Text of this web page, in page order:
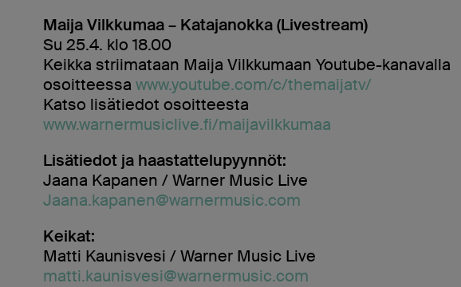
Maija Vilkkumaa – Katajanokka (Livestream)
Su 25.4. klo 18.00
Keikka striimataan Maija Vilkkumaan Youtube-kanavalla
osoitteessawww.youtube.com/c/themaijatv/
Katso lisätiedot osoitteesta
www.warnermusiclive.fi/maijavilkkumaa
Lisätiedot ja haastattelupyynnöt:
Jaana Kapanen / Warner Music Live
Jaana.kapanen@warnermusic.com
Keikat:
Matti Kaunisvesi / Warner Music Live
matti.kaunisvesi@warnermusic.com